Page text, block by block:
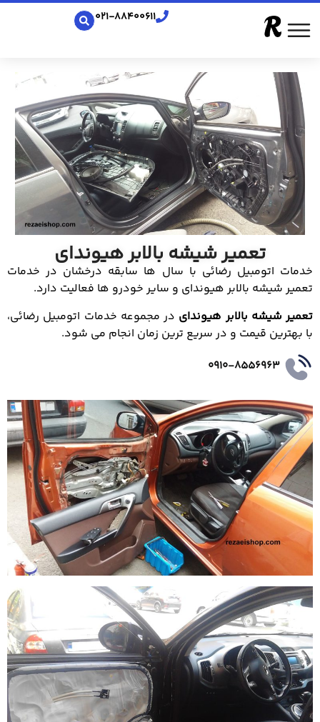
021-88400611
تعمیر شیشه بالابر هیوندای
خدمات اتومبیل رضائی با سال ها سابقه درخشان در خدمات
تعمیر شیشه بالابر هیوندای و سایر خودرو ها فعالیت دارد.
تعمیر شیشه بالابر هیوندای در مجموعه خدمات اتومبیل رضائی،
با بهترین قیمت و در سریع ترین زمان انجام می شود.
0910-8556963